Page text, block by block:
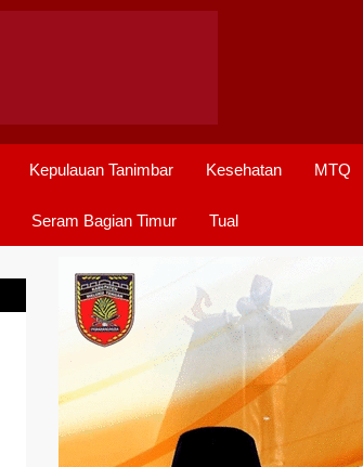
Kepulauan Tanimbar Kesehatan MTQ
Seram Bagian Timur Tual